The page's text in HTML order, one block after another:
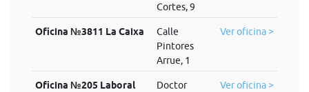
Cortes, 9
Oficina №3811 La Caixa
Calle
Pintores
Arrue, 1
Ver oficina >
Oficina №205 Laboral
Doctor
Ver oficina >